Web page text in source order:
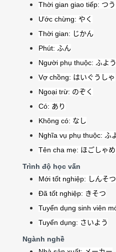
Thời gian giao tiếp: つ
Ước chừng: やく
Thời gian: じかん
Phút: ふん
Người phụ thuộc: ふよ
Vợ chồng: はいぐうしゃ
Ngoại trừ: のぞく
Có: あり
Không có: なし
Nghĩa vụ phụ thuộc: ふ
Tên cha mẹ: ほごしゃ
Trình độ học vấn
Mới tốt nghiệp: しんそつ
Đã tốt nghiệp: きそつ
Tuyển dụng sinh viên
Tuyển dụng: さいよう
Ngành nghề